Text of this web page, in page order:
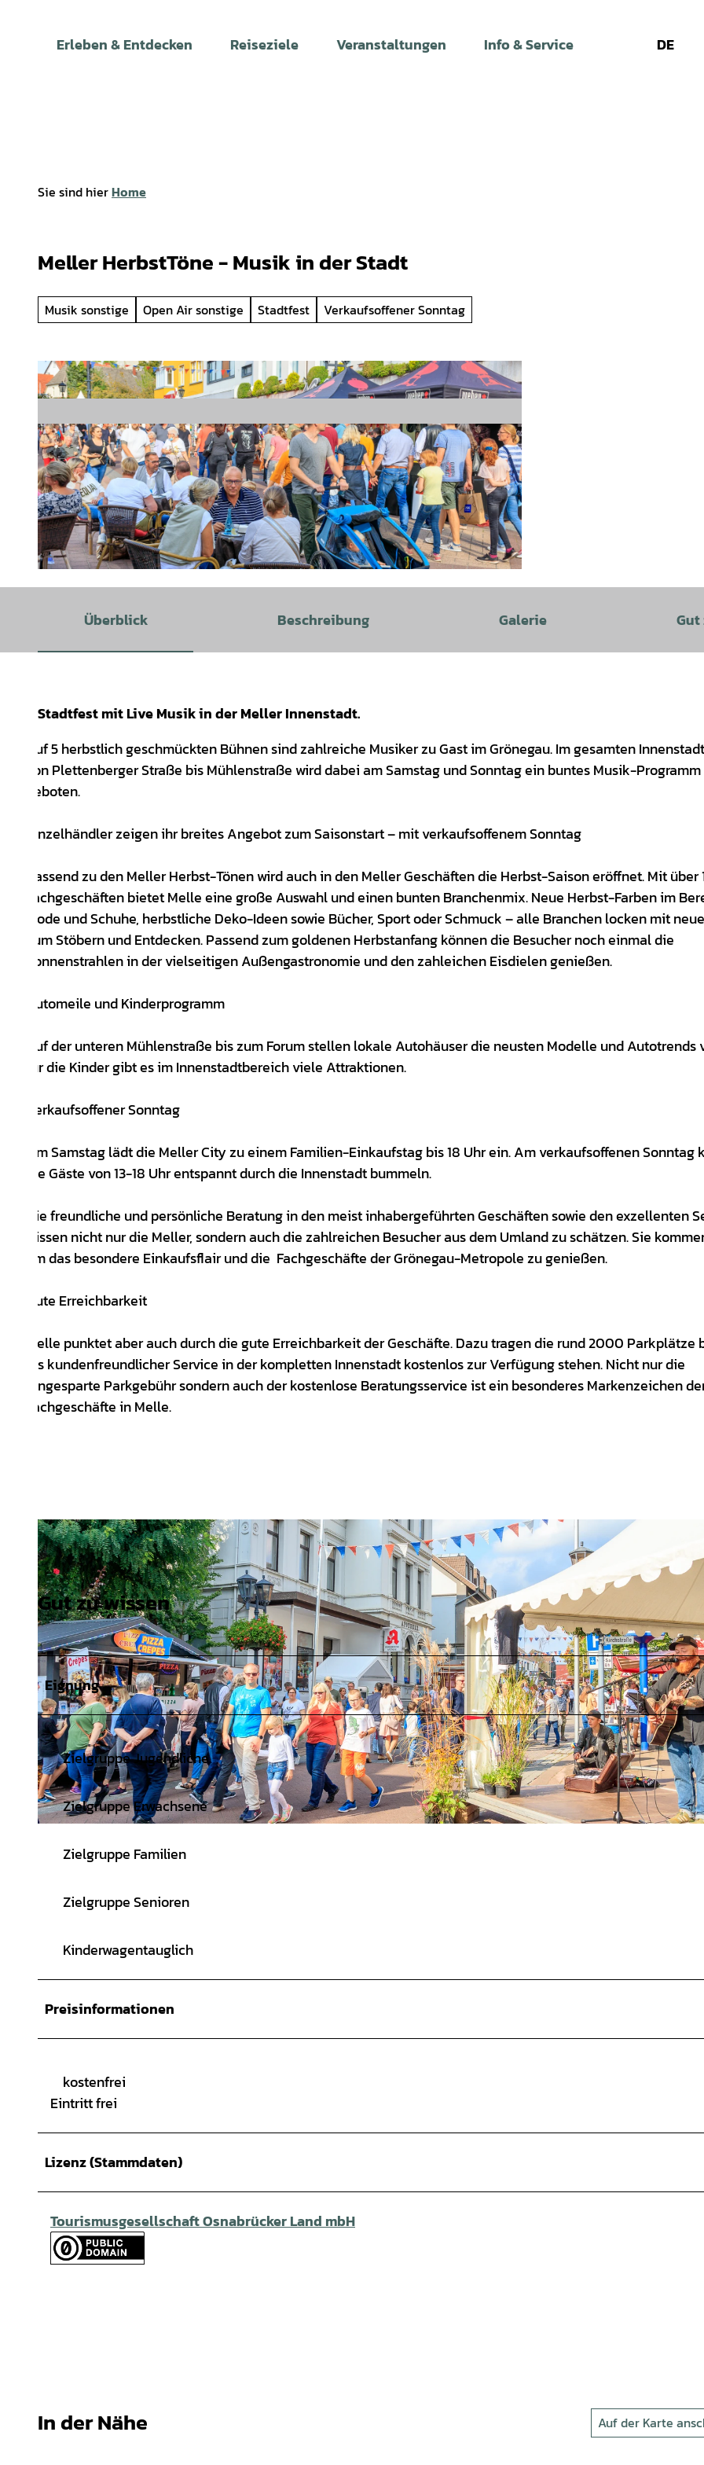
Erleben & Entdecken Reiseziele Veranstaltungen Info & Service DE
Sie sind hierHome
Meller HerbstTöne - Musik in der Stadt
Musik sonstige Open Air sonstige Stadtfest Verkaufsoffener Sonntag
Überblick Beschreibung Galerie Gut
Stadtfest mit Live Musik in der Meller Innenstadt.
Auf 5 herbstlich geschmückten Bühnen sind zahlreiche Musiker zu Gast im Grönegau. Im gesamten
von Plettenberger Straße bis Mühlenstraße wird dabei am Samstag und Sonntag ein buntes Musik-Programm
geboten.
Einzelhändler zeigen ihr breites Angebot zum Saisonstart – mit verkaufsoffenem Sonntag
Passend zu den Meller Herbst-Tönen wird auch in den Meller Geschäften die Herbst-Saison eröffnet. Mit über
Fachgeschäften bietet Melle eine große Auswahl und einen bunten Branchenmix. Neue Herbst-Farben im
Mode und Schuhe, herbstliche Deko-Ideen sowie Bücher, Sport oder Schmuck – alle Branchen locken mit
zum Stöbern und Entdecken. Passend zum goldenen Herbstanfang können die Besucher noch einmal die
Sonnenstrahlen in der vielseitigen Außengastronomie und den zahleichen Eisdielen genießen.
Automeile und Kinderprogramm
Auf der unteren Mühlenstraße bis zum Forum stellen lokale Autohäuser die neusten Modelle und Autotrends
für die Kinder gibt es im Innenstadtbereich viele Attraktionen.
Verkaufsoffener Sonntag
Am Samstag lädt die Meller City zu einem Familien-Einkaufstag bis 18 Uhr ein. Am verkaufsoffenen Sonntag
die Gäste von 13-18 Uhr entspannt durch die Innenstadt bummeln.
Die freundliche und persönliche Beratung in den meist inhabergeführten Geschäften sowie den exzellenten
wissen nicht nur die Meller, sondern auch die zahlreichen Besucher aus dem Umland zu schätzen. Sie
um das besondere Einkaufsflair und die Fachgeschäfte der Grönegau-Metropole zu genießen.
Gute Erreichbarkeit
Melle punktet aber auch durch die gute Erreichbarkeit der Geschäfte. Dazu tragen die rund 2000 Parkplätze
als kundenfreundlicher Service in der kompletten Innenstadt kostenlos zur Verfügung stehen. Nicht nur die
eingesparte Parkgebühr sondern auch der kostenlose Beratungsservice ist ein besonderes Markenzeichen
Fachgeschäfte in Melle.
Gut zu wissen
Eignung
Zielgruppe Jugendliche
Zielgruppe Erwachsene
Zielgruppe Familien
Zielgruppe Senioren
Kinderwagentauglich
Preisinformationen
kostenfrei
Eintritt frei
Lizenz (Stammdaten)
Tourismusgesellschaft Osnabrücker Land mbH
In der Nähe Auf der Karte